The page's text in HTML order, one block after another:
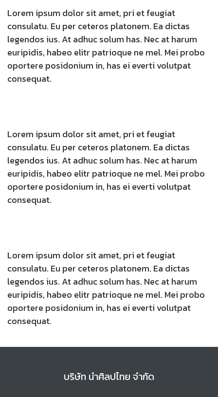
Lorem ipsum dolor sit amet, pri et feugiat
consulatu. Eu per ceteros platonem. Ea dictas
legendos ius. At adhuc solum has. Nec at harum
euripidis, habeo elitr patrioque ne mel. Mei probo
oportere posidonium in, has ei everti volutpat
consequat.
Lorem ipsum dolor sit amet, pri et feugiat
consulatu. Eu per ceteros platonem. Ea dictas
legendos ius. At adhuc solum has. Nec at harum
euripidis, habeo elitr patrioque ne mel. Mei probo
oportere posidonium in, has ei everti volutpat
consequat.
Lorem ipsum dolor sit amet, pri et feugiat
consulatu. Eu per ceteros platonem. Ea dictas
legendos ius. At adhuc solum has. Nec at harum
euripidis, habeo elitr patrioque ne mel. Mei probo
oportere posidonium in, has ei everti volutpat
consequat.
บริษัท นำศิลปไทย จำกัด